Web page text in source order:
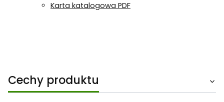
Karta katalogowa PDF
Cechy produktu